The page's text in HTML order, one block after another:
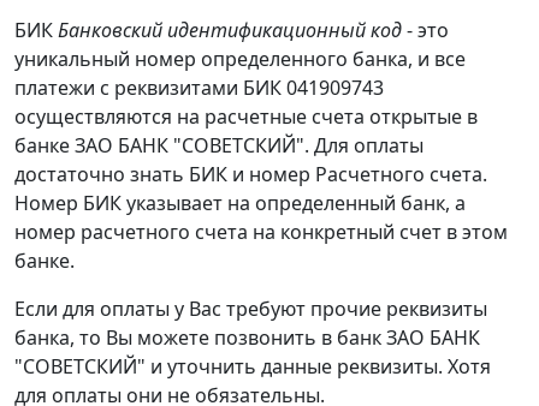
БИКБанковский идентификационный код- это
уникальный номер определенного банка, и все
платежи с реквизитами БИК 041909743
осуществляются на расчетные счета открытые в
банке ЗАО БАНК "СОВЕТСКИЙ". Для оплаты
достаточно знать БИК и номер Расчетного счета.
Номер БИК указывает на определенный банк, а
номер расчетного счета на конкретный счет в этом
банке.
Если для оплаты у Вас требуют прочие реквизиты
банка, то Вы можете позвонить в банк ЗАО БАНК
"СОВЕТСКИЙ" и уточнить данные реквизиты. Хотя
для оплаты они не обязательны.